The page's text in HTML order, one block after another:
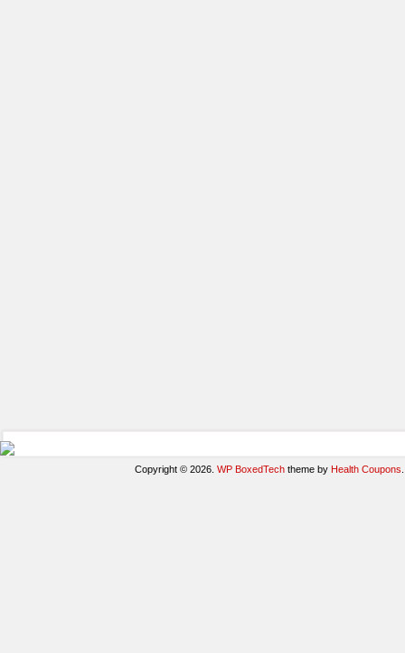
Copyright © 2026.WP BoxedTech theme by Health Coupons